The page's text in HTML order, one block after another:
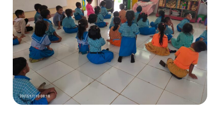
PAUD
7a
dengan
menonton
&
menggambar